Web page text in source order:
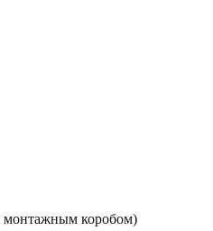
монтажным коробом)